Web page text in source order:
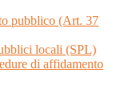
pubblico (Art. 37
locali (SPL)
di affidamento